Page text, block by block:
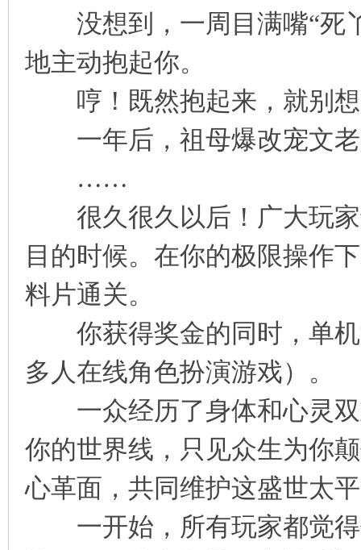
没想到，一周目满嘴“死
地主动抱起你。
哼！既然抱起来，就别想
一年后，祖母爆改宠文老
……
很久很久以后！广大玩家
目的时候。在你的极限操作
料片通关。
你获得奖金的同时，单机
多人在线角色扮演游戏）。
一众经历了身体和心灵双
你的世界线，只见众生为你
心革面，共同维护这盛世太
一开始，所有玩家都觉得